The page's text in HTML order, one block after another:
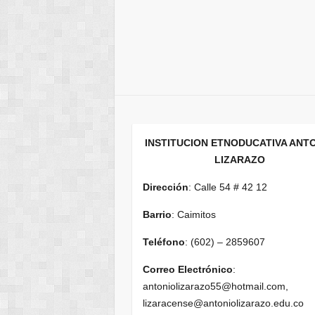
INSTITUCION ETNODUCATIVA
LIZARAZO
Dirección: Calle 54 # 42 12
Barrio: Caimitos
Teléfono: (602) – 2859607
Correo Electrónico:
antoniolizarazo55@hotmail.com,
lizaracense@antoniolizarazo.edu.co